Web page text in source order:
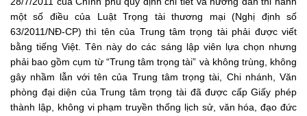
một số điều của Luật Trọng tài thương mại (Nghị định số
63/2011/NĐ-CP) thì tên của Trung tâm trọng tài phải được viết
bằng tiếng Việt. Tên này do các sáng lập viên lựa chọn nhưng
phải bao gồm cụm từ “Trung tâm trọng tài” và không trùng, không
gây nhầm lẫn với tên của Trung tâm trọng tài, Chi nhánh, Văn
phòng đại diện của Trung tâm trọng tài đã được cấp Giấy phép
thành lập, không vi phạm truyền thống lịch sử, văn hóa, đạo đức